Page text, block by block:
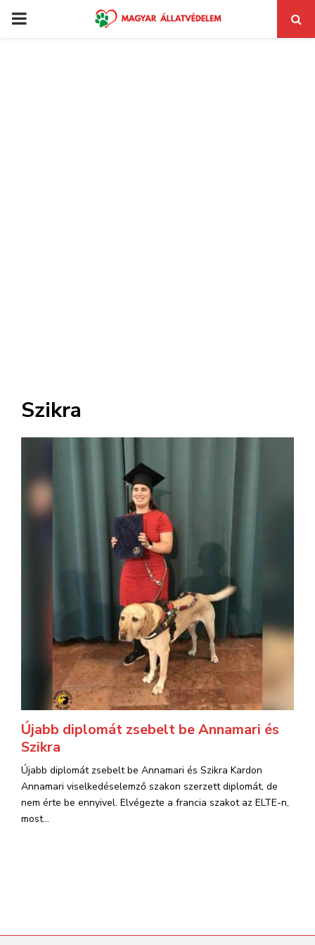
PRIMARY
Szikra
Újabb diplomát zsebelt be Annamari és
Szikra
Újabb diplomát zsebelt be Annamari és Szikra Kardon
Annamari viselkedéselemző szakon szerzett diplomát, de
nem érte be ennyivel. Elvégezte a francia szakot az ELTE-n,
most...